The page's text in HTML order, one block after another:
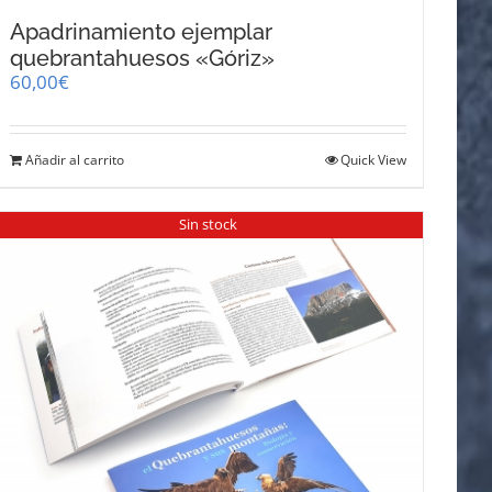
Apadrinamiento ejemplar
quebrantahuesos «Góriz»
60,00€
Añadir al carrito Quick View
Sin stock